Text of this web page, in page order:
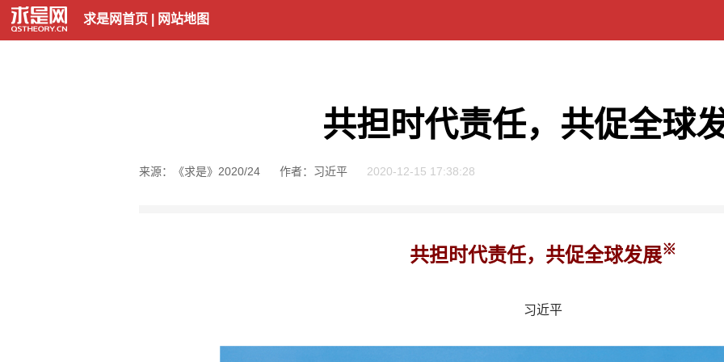
求是网首页 网站地图
共担时代责任，共促全球
来源：《求是》2020/24 作者：习近平 2020-12-15 17:38:28
共担时代责任，共促全球发展※
习近平